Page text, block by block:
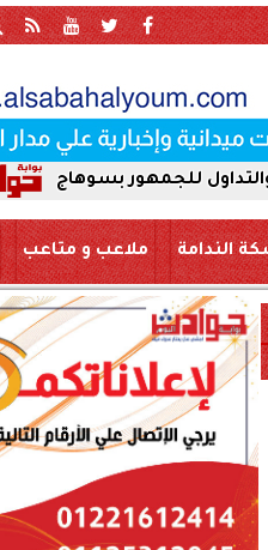
رد بسوهاج
الندامة ملاعب و متاعب